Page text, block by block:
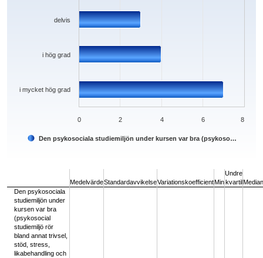
Den psykosociala studiemiljön under kursen var bra (psykoso…
i mycket hög grad
i hög grad
delvis
0 2 4 6 8
MedelvärdeStandardavvikelseVariationskoefficientMin
Undre
kvartilMedian
Den psykosociala
studiemiljön under
kursen var bra
(psykosocial
studiemiljö rör
bland annat trivsel,
stöd, stress,
likabehandling och